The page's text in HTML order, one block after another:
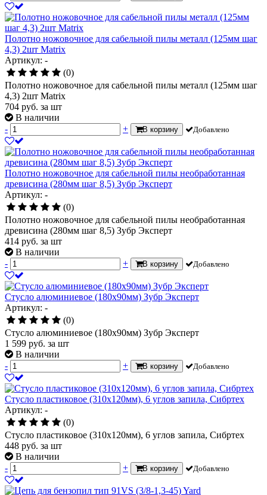
Полотно ножовочное для сабельной пилы металл (125мм шаг
4,3) 2шт Matrix
Артикул: -
(0)
Полотно ножовочное для сабельной пилы металл (125мм шаг
4,3) 2шт Matrix
704 руб. за шт
В наличии
-
+ В корзину Добавлено
Полотно ножовочное для сабельной пилы необработанная
древисина (280мм шаг 8,5) Зубр Эксперт
Артикул: -
(0)
Полотно ножовочное для сабельной пилы необработанная
древисина (280мм шаг 8,5) Зубр Эксперт
414 руб. за шт
В наличии
-
+ В корзину Добавлено
Стусло алюминиевое (180х90мм) Зубр Эксперт
Артикул: -
(0)
Стусло алюминиевое (180х90мм) Зубр Эксперт
1 599 руб. за шт
В наличии
-
+ В корзину Добавлено
Стусло пластиковое (310х120мм), 6 углов запила, Сибртех
Артикул: -
(0)
Стусло пластиковое (310х120мм), 6 углов запила, Сибртех
448 руб. за шт
В наличии
-
+ В корзину Добавлено